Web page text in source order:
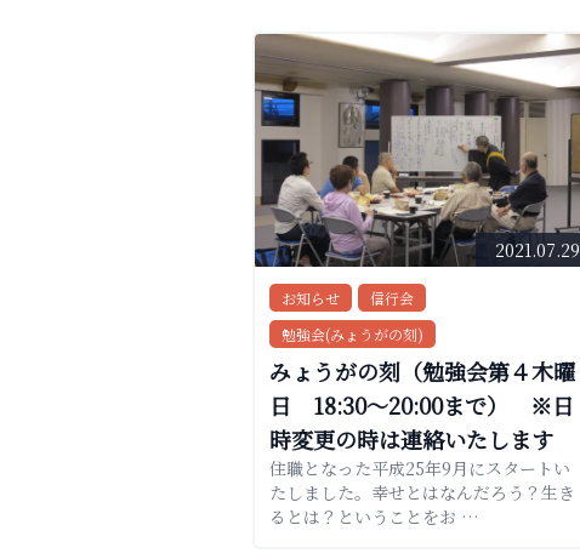
2021.07.29
お知らせ
信行会
勉強会(みょうがの刻)
みょうがの刻（勉強会第４木曜
日 18:30〜20:00まで） ※日
時変更の時は連絡いたします
住職となった平成25年9月にスタートい
たしました。幸せとはなんだろう？生き
るとは？ということをお …